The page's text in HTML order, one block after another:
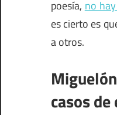
poesía, no
es cierto es
a otros.
casos